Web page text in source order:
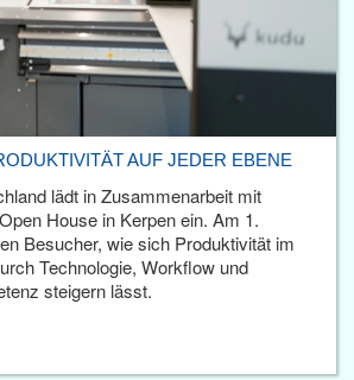
AUF JEDER EBENE
lädt in Zusammenarbeit mit
House in Kerpen ein. Am 1.
Besucher, wie sich Produktivität im
Technologie, Workflow und
steigern lässt.